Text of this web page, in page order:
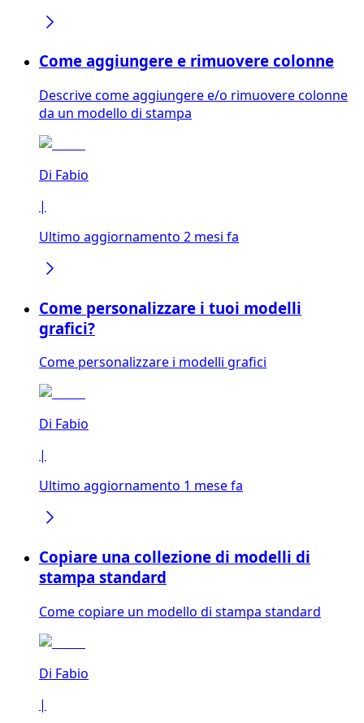
Come aggiungere e rimuovere colonne
Descrive come aggiungere e/o rimuovere colonne
da un modello di stampa
Di Fabio
|
Ultimo aggiornamento 2 mesi fa
Come personalizzare i tuoi modelli
grafici?
Come personalizzare i modelli grafici
Di Fabio
|
Ultimo aggiornamento 1 mese fa
Copiare una collezione di modelli di
stampa standard
Come copiare un modello di stampa standard
Di Fabio
|